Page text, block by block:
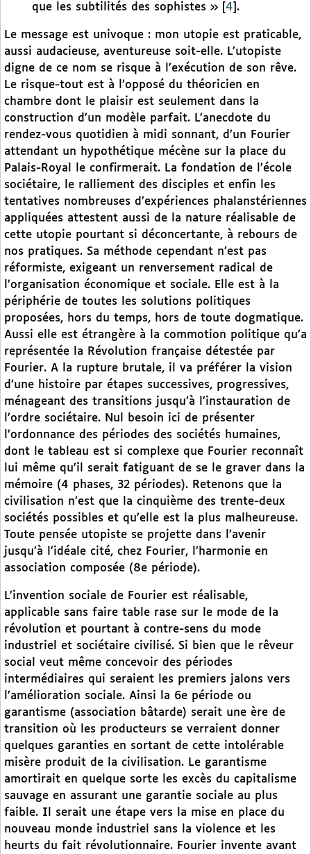
que les subtilités des sophistes »
4 .
Le message est univoque : mon utopie est praticable,
aussi audacieuse, aventureuse soit-elle. L’utopiste
digne de ce nom se risque à l’exécution de son rêve.
Le risque-tout est à l’opposé du théoricien en
chambre dont le plaisir est seulement dans la
construction d’un modèle parfait. L’anecdote du
rendez-vous quotidien à midi sonnant, d’un Fourier
attendant un hypothétique mécène sur la place du
Palais-Royal le confirmerait. La fondation de l’école
sociétaire, le ralliement des disciples et enfin les
tentatives nombreuses d’expériences phalanstériennes
appliquées attestent aussi de la nature réalisable de
cette utopie pourtant si déconcertante, à rebours de
nos pratiques. Sa méthode cependant n’est pas
réformiste, exigeant un renversement radical de
l’organisation économique et sociale. Elle est à la
périphérie de toutes les solutions politiques
proposées, hors du temps, hors de toute dogmatique.
Aussi elle est étrangère à la commotion politique qu’a
représentée la Révolution française détestée par
Fourier. A la rupture brutale, il va préférer la vision
d’une histoire par étapes successives, progressives,
ménageant des transitions jusqu’à l’instauration de
l’ordre sociétaire. Nul besoin ici de présenter
l’ordonnance des périodes des sociétés humaines,
dont le tableau est si complexe que Fourier reconnaît
lui même qu’il serait fatiguant de se le graver dans la
mémoire (4 phases, 32 périodes). Retenons que la
civilisation n’est que la cinquième des trente-deux
sociétés possibles et qu’elle est la plus malheureuse.
Toute pensée utopiste se projette dans l’avenir
jusqu’à l’idéale cité, chez Fourier, l’harmonie en
association composée (8e période).
L’invention sociale de Fourier est réalisable,
applicable sans faire table rase sur le mode de la
révolution et pourtant à contre-sens du mode
industriel et sociétaire civilisé. Si bien que le rêveur
social veut même concevoir des périodes
intermédiaires qui seraient les premiers jalons vers
l’amélioration sociale. Ainsi la 6e période ou
garantisme (association bâtarde) serait une ère de
transition où les producteurs se verraient donner
quelques garanties en sortant de cette intolérable
misère produit de la civilisation. Le garantisme
amortirait en quelque sorte les excès du capitalisme
sauvage en assurant une garantie sociale au plus
faible. Il serait une étape vers la mise en place du
nouveau monde industriel sans la violence et les
heurts du fait révolutionnaire. Fourier invente avant